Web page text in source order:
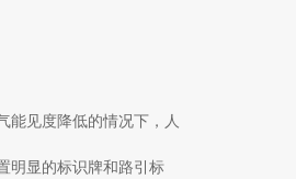
能见度降低的情况下，人
明显的标识牌和路引标